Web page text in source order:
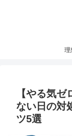
理
【やる気
ない日の対
ツ5選